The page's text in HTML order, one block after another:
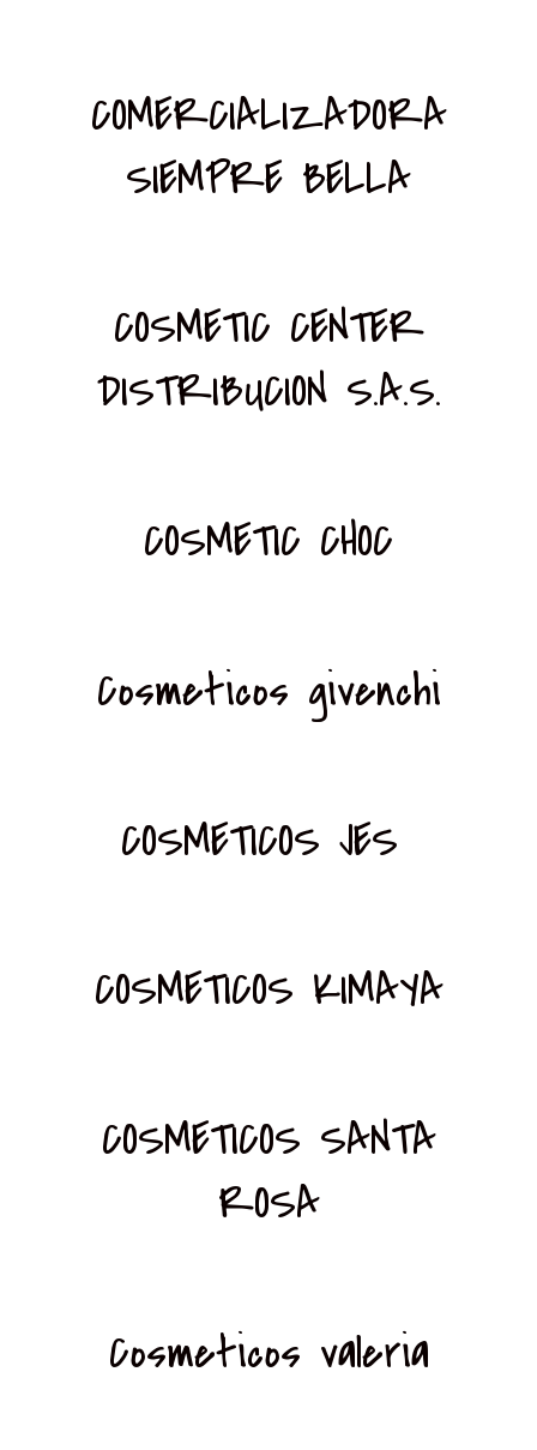
COMERCIALIZADORA
SIEMPRE BELLA
COSMETIC CENTER
DISTRIBUCION S.A.S.
COSMETIC CHOC
Cosmeticos givenchi
COSMETICOS JES
COSMETICOS KIMAYA
COSMETICOS SANTA
ROSA
Cosmeticos valeria